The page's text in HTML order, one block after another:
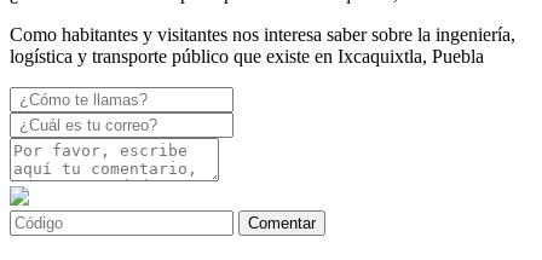
Como habitantes y visitantes nos interesa saber sobre la ingeniería,
logística y transporte público que existe en Ixcaquixtla, Puebla